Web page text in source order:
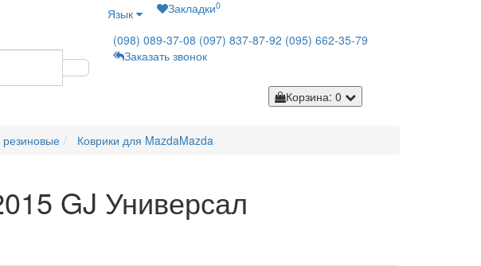
Язык Закладки0
(098) 089-37-08 (097) 837-87-92 (095) 662-35-79
Заказать звонок
Корзина: 0
резиновые Коврики для MazdaMazda
GJ Универсал